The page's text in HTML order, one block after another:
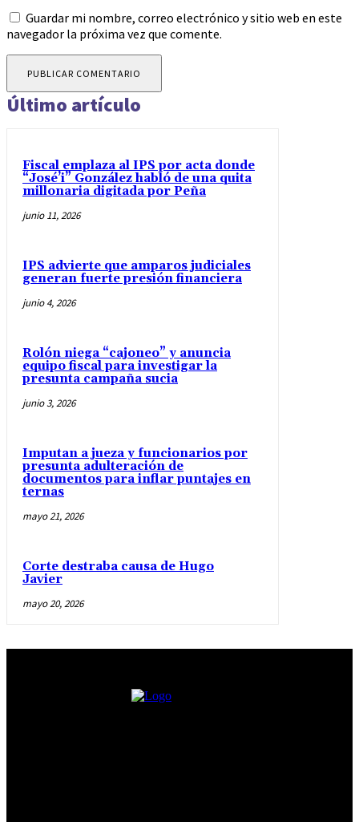
Guardar mi nombre, correo electrónico y sitio web en este
navegador la próxima vez que comente.
Último artículo
Fiscal emplaza al IPS por acta donde
“José’i” González habló de una quita
millonaria digitada por Peña
junio 11, 2026
IPS advierte que amparos judiciales
generan fuerte presión financiera
junio 4, 2026
Rolón niega “cajoneo” y anuncia
equipo fiscal para investigar la
presunta campaña sucia
junio 3, 2026
Imputan a jueza y funcionarios por
presunta adulteración de
documentos para inflar puntajes en
ternas
mayo 21, 2026
Corte destraba causa de Hugo
Javier
mayo 20, 2026